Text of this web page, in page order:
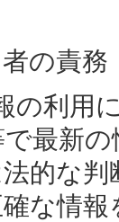
の責務
利用
最新
的な
な情